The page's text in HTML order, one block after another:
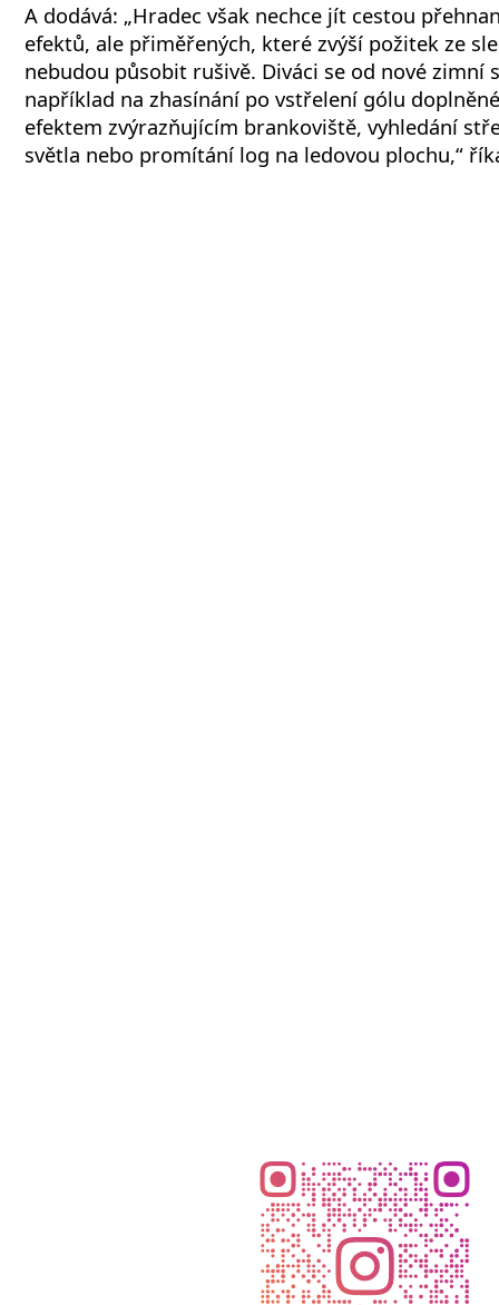
A dodává: „Hradec však nechce jít cestou
efektů, ale přiměřených, které zvýší požitek ze
nebudou působit rušivě. Diváci se od nové zimní
například na zhasínání po vstřelení gólu
efektem zvýrazňujícím brankoviště, vyhledání
světla nebo promítání log na ledovou plochu,“